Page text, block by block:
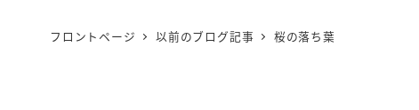
フロントページ 以前のブログ記事 桜の落ち葉